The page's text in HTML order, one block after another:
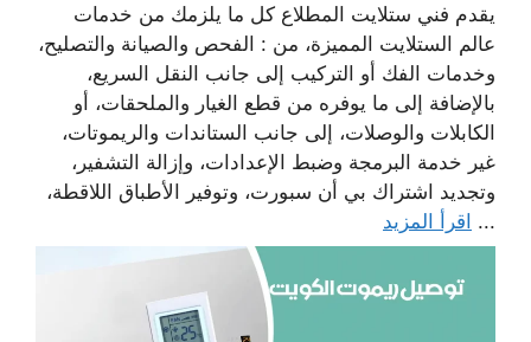
يقدم فني ستلايت المطلاع كل ما يلزمك من خدمات
عالم الستلايت المميزة، من : الفحص والصيانة والتصليح،
وخدمات الفك أو التركيب إلى جانب النقل السريع،
بالإضافة إلى ما يوفره من قطع الغيار والملحقات، أو
الكابلات والوصلات، إلى جانب الستاندات والريموتات،
غير خدمة البرمجة وضبط الإعدادات، وإزالة التشفير،
وتجديد اشتراك بي أن سبورت، وتوفير الأطباق اللاقطة،
... اقرأ المزيد